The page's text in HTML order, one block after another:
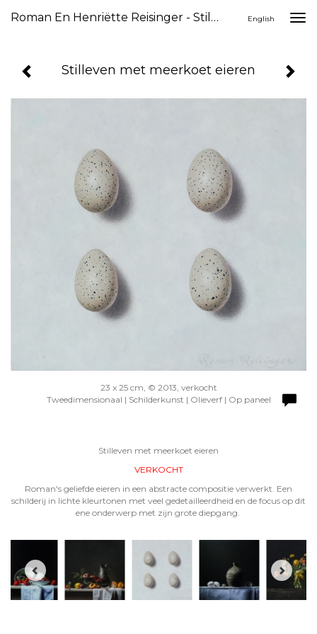
Roman En Henriëtte Reisinger - Stilleven Met Meerkoet Eieren English
Stilleven met meerkoet eieren
23 x 25 cm, © 2013, verkocht
Tweedimensionaal | Schilderkunst | Olieverf | Op paneel
Stilleven met meerkoet eieren
VERKOCHT
Roman's geliefde eieren in een abstracte compositie verwerkt. Een
schilderij in lichte kleurtonen met veel gedetailleerdheid en de focus op dit
ene onderwerp met zijn grote diepgang.